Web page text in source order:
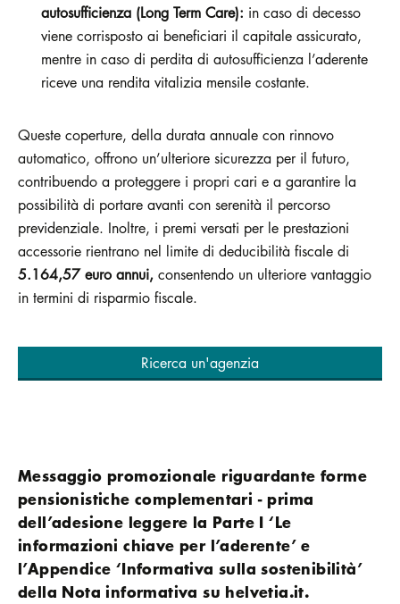
autosufficienza (Long Term Care): in caso di decesso
viene corrisposto ai beneficiari il capitale assicurato,
mentre in caso di perdita di autosufficienza l’aderente
riceve una rendita vitalizia mensile costante.
Queste coperture, della durata annuale con rinnovo
automatico, offrono un’ulteriore sicurezza per il futuro,
contribuendo a proteggere i propri cari e a garantire la
possibilità di portare avanti con serenità il percorso
previdenziale. Inoltre, i premi versati per le prestazioni
accessorie rientrano nel limite di deducibilità fiscale di
5.164,57 euro annui, consentendo un ulteriore vantaggio
in termini di risparmio fiscale.
Ricerca un'agenzia
Messaggio promozionale riguardante forme
pensionistiche complementari - prima
dell’adesione leggere la Parte I ‘Le
informazioni chiave per l’aderente’ e
l’Appendice ‘Informativa sulla sostenibilità’
della Nota informativa su helvetia.it.